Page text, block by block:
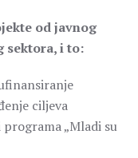
od javnog
sektora, i to:
ciljeva
„Mladi su